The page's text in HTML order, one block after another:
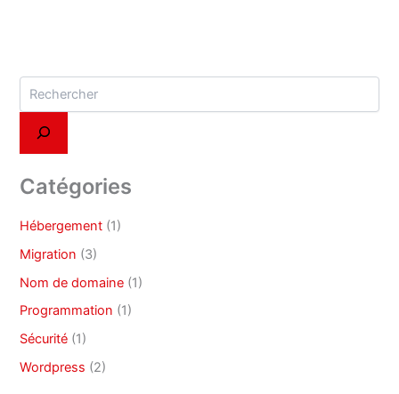
Catégories
Hébergement (1)
Migration (3)
Nom de domaine (1)
Programmation (1)
Sécurité (1)
Wordpress (2)